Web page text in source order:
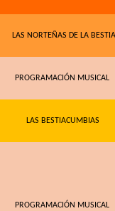
LAS NORTEÑAS DE LA BESTIA
PROGRAMACIÓN MUSICAL
LAS BESTIACUMBIAS
PROGRAMACIÓN MUSICAL